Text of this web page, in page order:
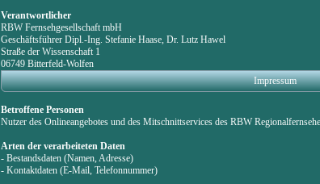
Verantwortlicher
RBW Fernsehgesellschaft mbH
Geschäftsführer Dipl.-Ing. Stefanie Haase, Dr. Lutz Hawel
Straße der Wissenschaft 1
06749 Bitterfeld-Wolfen
Impressum
Betroffene Personen
Nutzer des Onlineangebotes und des Mitschnittservices des RBW
Arten der verarbeiteten Daten
- Bestandsdaten (Namen, Adresse)
- Kontaktdaten (E-Mail, Telefonnummer)